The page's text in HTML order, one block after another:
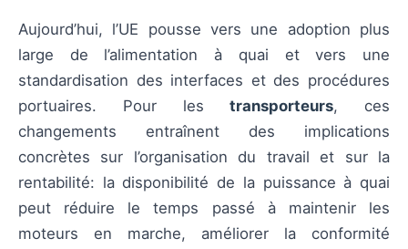
Aujourd’hui, l’UE pousse vers une adoption plus
large de l’alimentation à quai et vers une
standardisation des interfaces et des procédures
portuaires. Pour lestransporteurs, ces
changements entraînent des implications
concrètes sur l’organisation du travail et sur la
rentabilité: la disponibilité de la puissance à quai
peut réduire le temps passé à maintenir les
moteurs en marche, améliorer la conformité